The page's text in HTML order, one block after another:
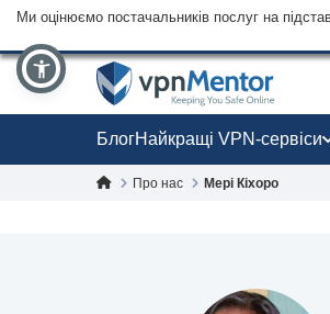
Ми оцінюємо постачальників послуг на
БлогНайкращі VPN-сервіси
Про нас Мері Кіхоро